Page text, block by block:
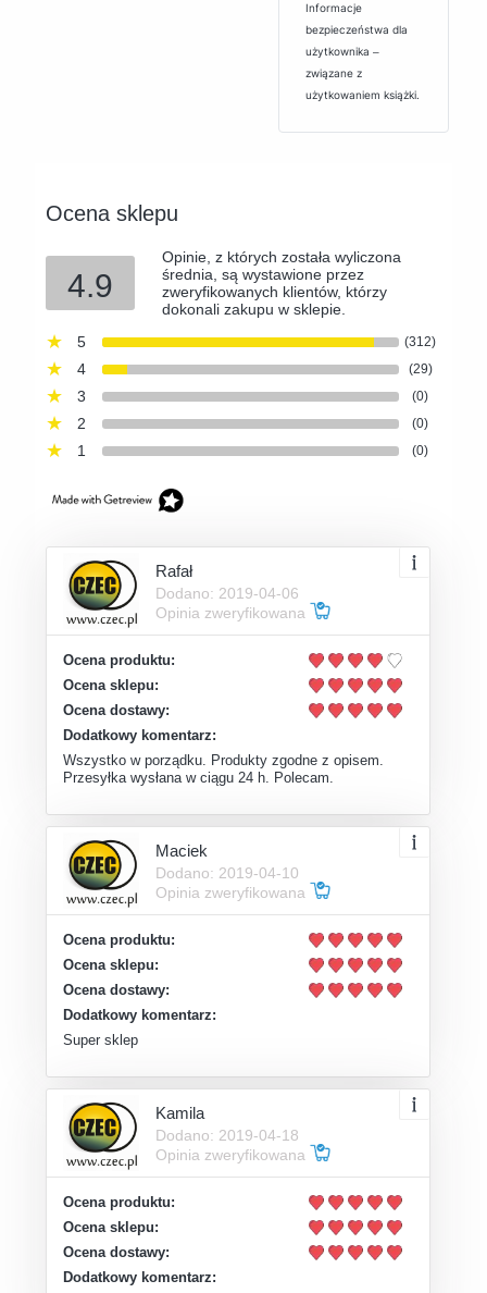
Informacje
bezpieczeństwa dla
użytkownika ‒
związane z
użytkowaniem książki.
Ocena sklepu
4.9
Opinie, z których została wyliczona
średnia, są wystawione przez
zweryfikowanych klientów, którzy
dokonali zakupu w sklepie.
5
(312)
4 (29)
3 (0)
2 (0)
1 (0)
Rafał
Dodano: 2019-04-06
Opinia zweryfikowana
Ocena produktu:
Ocena sklepu:
Ocena dostawy:
Dodatkowy komentarz:
Wszystko w porządku. Produkty zgodne z opisem.
Przesyłka wysłana w ciągu 24 h. Polecam.
Maciek
Dodano: 2019-04-10
Opinia zweryfikowana
Ocena produktu:
Ocena sklepu:
Ocena dostawy:
Dodatkowy komentarz:
Super sklep
Kamila
Dodano: 2019-04-18
Opinia zweryfikowana
Ocena produktu:
Ocena sklepu:
Ocena dostawy:
Dodatkowy komentarz: